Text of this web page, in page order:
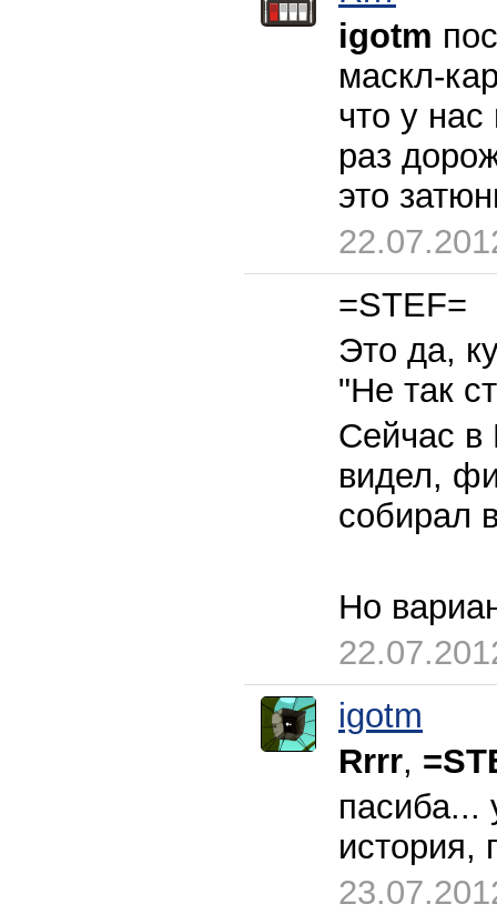
igotm
маскл-
что у
раз
это
=STEF=
Это да,
"Не так
Сейчас в
видел,
собирал
Но
igotm
Rrrr,
пасиба...
история,